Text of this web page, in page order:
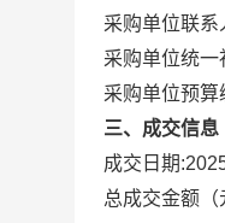
采购单位联系
采购单位统
采购单位预算
三、成交信息
成交日期:
总成交金额（